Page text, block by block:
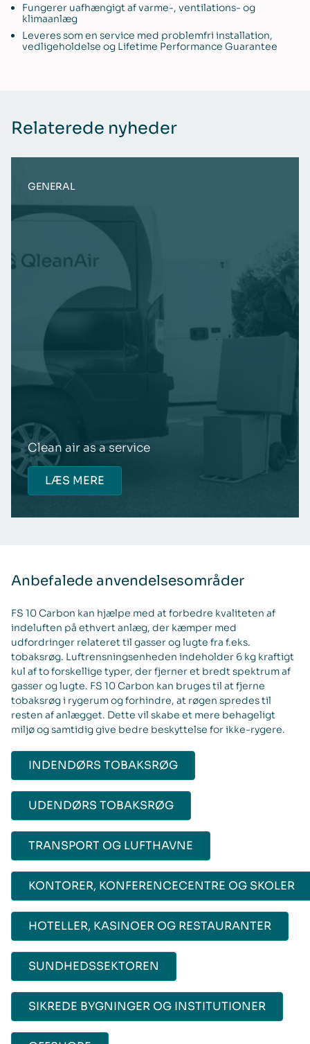
Fungerer uafhængigt af varme-, ventilations- og
klimaanlæg
Leveres som en service med problemfri installation,
vedligeholdelse og Lifetime Performance Guarantee
Relaterede nyheder
GENERAL
Clean air as a service
LÆS MERE
Anbefalede anvendelsesområder
FS 10 Carbon kan hjælpe med at forbedre kvaliteten af
indeluften på ethvert anlæg, der kæmper med
udfordringer relateret til gasser og lugte fra f.eks.
tobaksrøg. Luftrensningsenheden indeholder 6 kg kraftigt
kul af to forskellige typer, der fjerner et bredt spektrum af
gasser og lugte. FS 10 Carbon kan bruges til at fjerne
tobaksrøg i rygerum og forhindre, at røgen spredes til
resten af anlægget. Dette vil skabe et mere behageligt
miljø og samtidig give bedre beskyttelse for ikke-rygere.
INDENDØRS TOBAKSRØG
UDENDØRS TOBAKSRØG
TRANSPORT OG LUFTHAVNE
KONTORER, KONFERENCECENTRE OG SKOLER
HOTELLER, KASINOER OG RESTAURANTER
SUNDHEDSSEKTOREN
SIKREDE BYGNINGER OG INSTITUTIONER